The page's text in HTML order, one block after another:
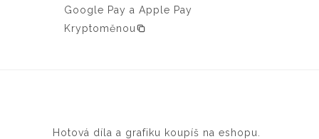
Google Pay a Apple Pay
Kryptoměnou
Hotová díla a grafiku koupíš na eshopu.